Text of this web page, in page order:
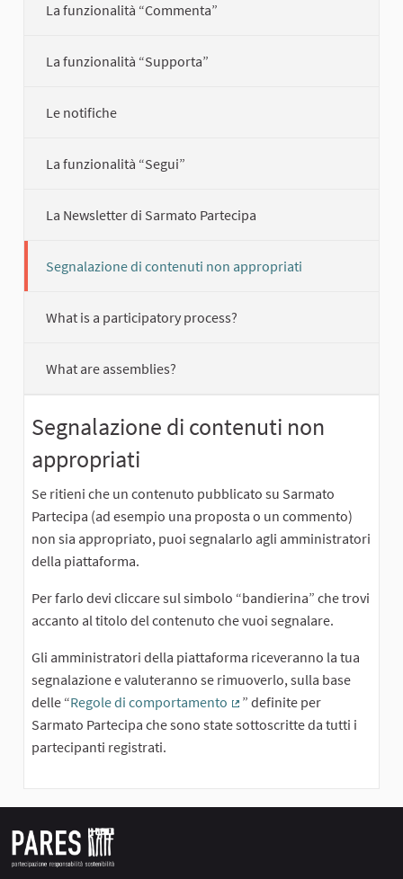
La funzionalità “Commenta”
La funzionalità “Supporta”
Le notifiche
La funzionalità “Segui”
La Newsletter di Sarmato Partecipa
Segnalazione di contenuti non appropriati
What is a participatory process?
What are assemblies?
Segnalazione di contenuti non
appropriati
Se ritieni che un contenuto pubblicato su Sarmato
Partecipa (ad esempio una proposta o un commento)
non sia appropriato, puoi segnalarlo agli amministratori
della piattaforma.
Per farlo devi cliccare sul simbolo “bandierina” che trovi
accanto al titolo del contenuto che vuoi segnalare.
Gli amministratori della piattaforma riceveranno la tua
segnalazione e valuteranno se rimuoverlo, sulla base
delle “Regole di comportamento
(External link)
” definite per
Sarmato Partecipa che sono state sottoscritte da tutti i
partecipanti registrati.